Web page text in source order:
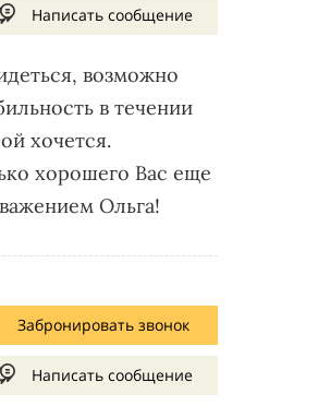
Написать сообщение
возможно
в течении
хочется.
хорошего Вас еще
Ольга!
Забронировать звонок
Написать сообщение